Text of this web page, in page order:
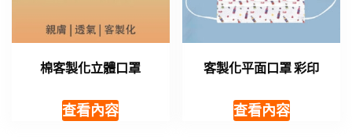
棉客製化立體口罩
查看內容
客製化平面口罩 彩印
查看內容